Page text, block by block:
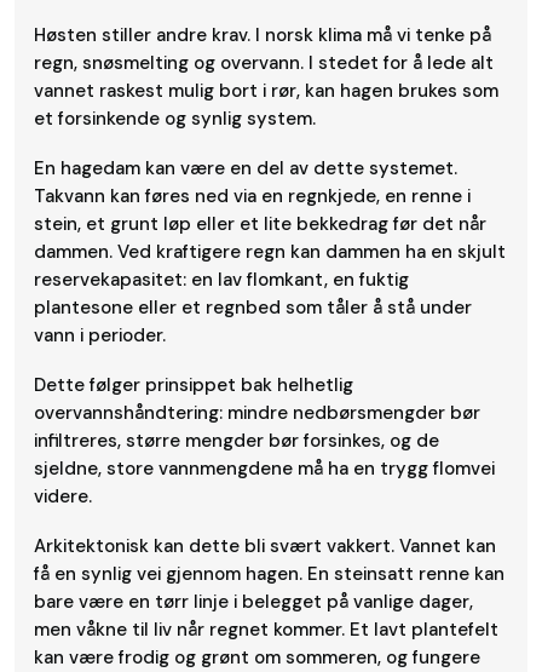
Høsten stiller andre krav. I norsk klima må vi tenke på
regn, snøsmelting og overvann. I stedet for å lede alt
vannet raskest mulig bort i rør, kan hagen brukes som
et forsinkende og synlig system.
En hagedam kan være en del av dette systemet.
Takvann kan føres ned via en regnkjede, en renne i
stein, et grunt løp eller et lite bekkedrag før det når
dammen. Ved kraftigere regn kan dammen ha en skjult
reservekapasitet: en lav flomkant, en fuktig
plantesone eller et regnbed som tåler å stå under
vann i perioder.
Dette følger prinsippet bak helhetlig
overvannshåndtering: mindre nedbørsmengder bør
infiltreres, større mengder bør forsinkes, og de
sjeldne, store vannmengdene må ha en trygg flomvei
videre.
Arkitektonisk kan dette bli svært vakkert. Vannet kan
få en synlig vei gjennom hagen. En steinsatt renne kan
bare være en tørr linje i belegget på vanlige dager,
men våkne til liv når regnet kommer. Et lavt plantefelt
kan være frodig og grønt om sommeren, og fungere